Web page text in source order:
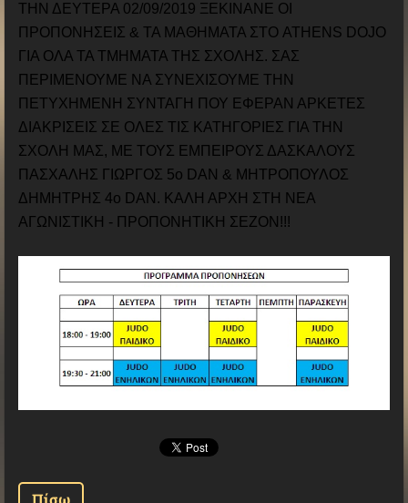
ΤΗΝ ΔΕΥΤΕΡΑ 02/09/2019 ΞΕΚΙΝΑΝΕ ΟΙ
ΠΡΟΠΟΝΗΣΕΙΣ & ΤΑ ΜΑΘΗΜΑΤΑ ΣΤΟ ATHENS DOJO
ΓΙΑ ΟΛΑ ΤΑ ΤΜΗΜΑΤΑ ΤΗΣ ΣΧΟΛΗΣ. ΣΑΣ
ΠΕΡΙΜΕΝΟΥΜΕ ΝΑ ΣΥΝΕΧΙΣΟΥΜΕ ΤΗΝ
ΠΕΤΥΧΗΜΕΝΗ ΣΥΝΤΑΓΗ ΠΟΥ ΕΦΕΡΑΝ ΑΡΚΕΤΕΣ
ΔΙΑΚΡΙΣΕΙΣ ΣΕ ΟΛΕΣ ΤΙΣ ΚΑΤΗΓΟΡΙΕΣ ΓΙΑ ΤΗΝ
ΣΧΟΛΗ ΜΑΣ, ΜΕ ΤΟΥΣ ΕΜΠΕΙΡΟΥΣ ΔΑΣΚΑΛΟΥΣ
ΠΑΣΧΑΛΗΣ ΓΙΩΡΓΟΣ 5ο DAN & ΜΗΤΡΟΠΟΥΛΟΣ
ΔΗΜΗΤΡΗΣ 4ο DAN. ΚΑΛΗ ΑΡΧΗ ΣΤΗ ΝΕΑ
ΑΓΩΝΙΣΤΙΚΗ - ΠΡΟΠΟΝΗΤΙΚΗ ΣΕΖΟΝ!!!
Πίσω